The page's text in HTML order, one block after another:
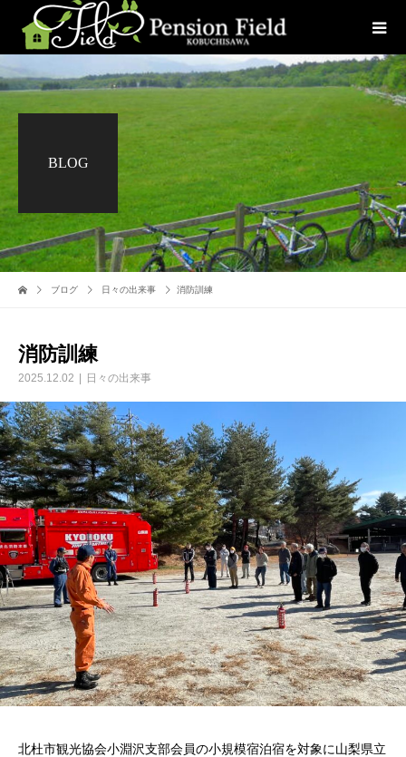
BLOG
ブログ 日々の出来事 消防訓練
消防訓練
2025.12.02 日々の出来事
北杜市観光協会小淵沢支部会員の小規模宿泊宿を対象に山梨県立